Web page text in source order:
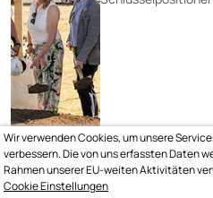
Wir verwenden Cookies, um unsere
verbessern. Die von uns erfassten Daten
Rahmen unserer EU-weiten Aktivitäten
Cookie Einstellungen